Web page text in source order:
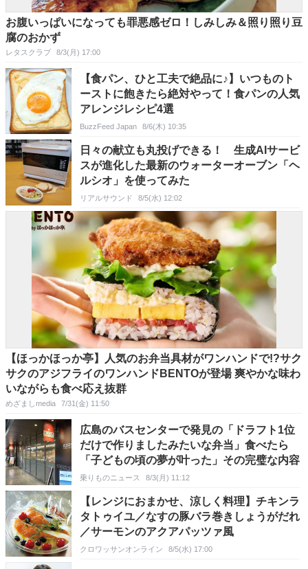
お腹いっぱいになっても罪悪感ゼロ！しみしみ＆照り照り豆
腐のおかず
レタスクラブ 8/3(月) 17:00
【食パン、ひと工夫で絶品に♪】いつものト
ーストに飽きたら絶対やって！食パンの人気
アレンジレシピ4選
BuzzFeed Japan 8/6(木) 10:35
日々の献立も丸投げできる！ 生成AIサービ
スが進化した最新のウォーターオーブン「ヘ
ルシオ」を使ってみた
リアルサウンド 8/5(水) 12:02
【ほっかほっか亭】人気のお弁当具材がワンハンドで!?サク
サクのアジフライのワンハンドBENTOが登場 爽やかな味わ
いながらも食べ応え抜群
めざましmedia 7/31(金) 11:50
広島のバスセンターで発見の「ドラフト1位
だけで作りましたみたいな弁当」食べたら
「子どもの頃の夢が叶った」その完璧な内容
乗りものニュース 8/3(月) 11:12
【レンジにおまかせ、涼しく料理】チキンラ
タトゥイユ／なすの豚バラ巻きしょうがだれ
／サーモンのアクアパッツァ風
クロワッサンオンライン 8/5(水) 17:00